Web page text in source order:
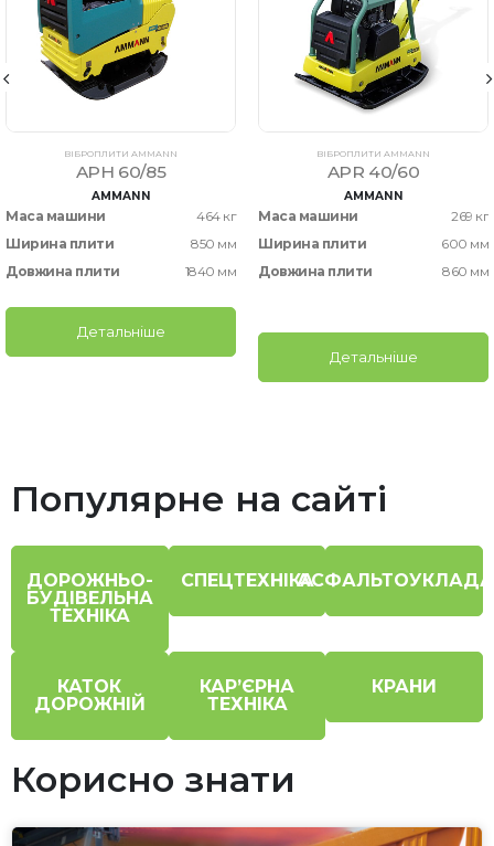
ВІБРОПЛИТИ AMMANN
APH 60/85
AMMANN
Маса машини
464 кг
Ширина плити
850 мм
Довжина плити
1840 мм
Детальніше
ВІБРОПЛИТИ AMMANN
APR 40/60
AMMANN
Маса машини
269 кг
Ширина плити
600 мм
Довжина плити
860 мм
Детальніше
Популярне на сайті
ДОРОЖНЬО-
БУДІВЕЛЬНА
ТЕХНІКА
СПЕЦТЕХНІКА
КАТОК
ДОРОЖНІЙ
КАР’ЄРНА
ТЕХНІКА
КРАНИ
Корисно знати